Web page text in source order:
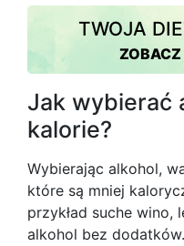
TWOJA
Jak wybierać
kalorie?
Wybierając alkohol,
które są mniej
przykład suche
alkohol bez